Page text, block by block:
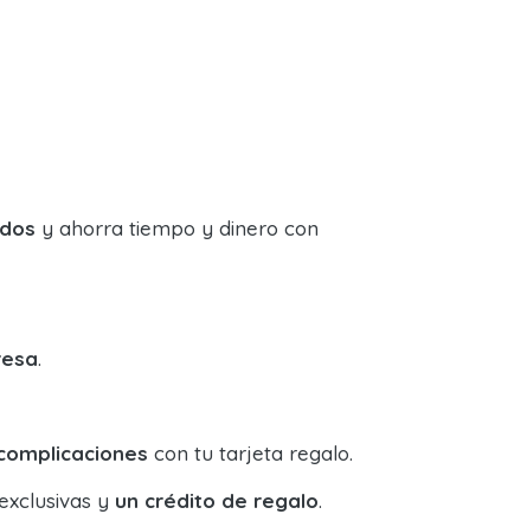
y ahorra tiempo y dinero con
.
con tu tarjeta regalo.
y un crédito de regalo.